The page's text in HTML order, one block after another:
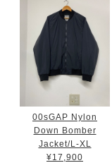
00sGAP Nylon
Down Bomber
Jacket/L-XL
¥17,900